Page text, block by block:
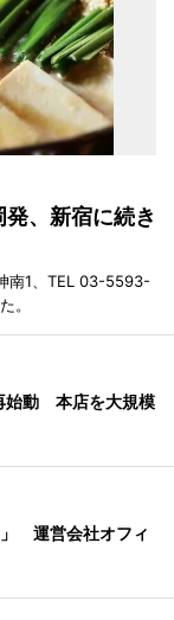
、新宿に続き
南1、TEL 03-5593-
。
始動 本店を大規模
運営会社オフィ